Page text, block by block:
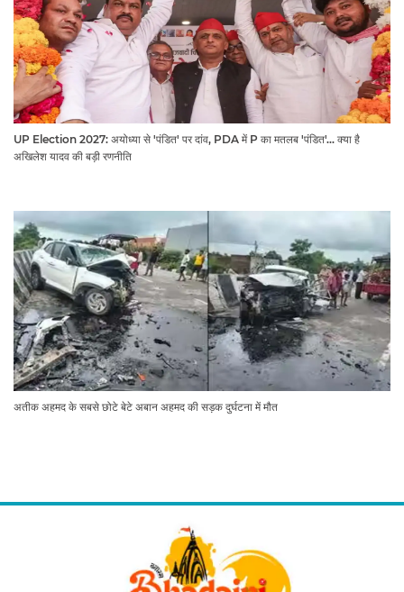
UP Election 2027: अयोध्या से 'पंडित' पर दांव, PDA में P का मतलब 'पंडित'... क्या है
अखिलेश यादव की बड़ी रणनीति
अतीक अहमद के सबसे छोटे बेटे अबान अहमद की सड़क दुर्घटना में मौत